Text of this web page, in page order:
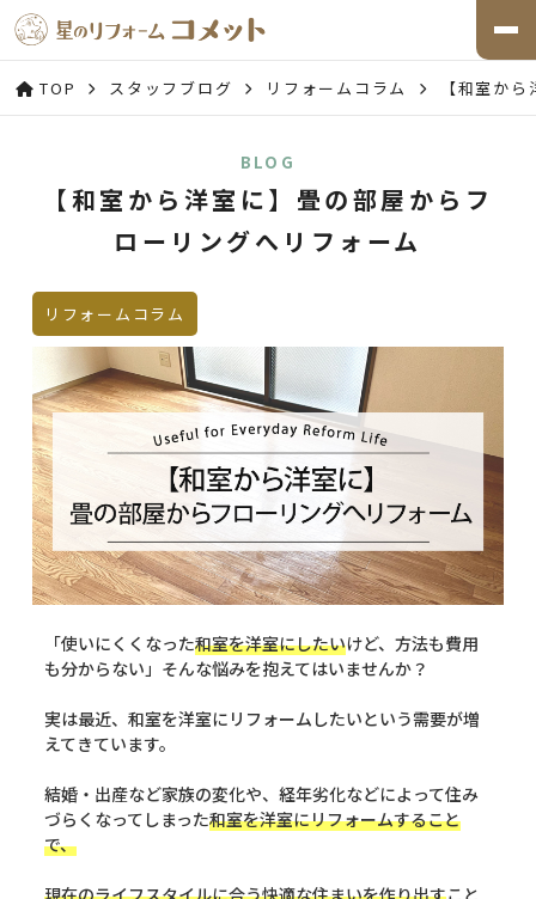
TOP スタッフブログ リフォームコラム 【和室か
BLOG
【和室から洋室に】畳の部屋からフ
ローリングへリフォーム
リフォームコラム
「使いにくくなった和室を洋室にしたいけど、方法も費用
も分からない」そんな悩みを抱えてはいませんか？
実は最近、和室を洋室にリフォームしたいという需要が増
えてきています。
結婚・出産など家族の変化や、経年劣化などによって住み
づらくなってしまった和室を洋室にリフォームすること
で、
現在のライフスタイルに合う快適な住まいを作り出すこと